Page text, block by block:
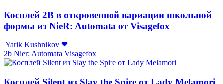
Косплей 2B в откровенной вариации школьной
формы из NieR: Automata от Visagefox
Yarik Kushnikov
2b Nier: Automata Visagefox
Косплей Silent из Slay the Spire от Lady Melamori